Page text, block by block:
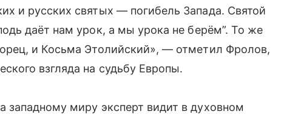
и русских святых — погибель Запада. Святой
даёт нам урок, а мы урока не берём”. То же
и Косьма Этолийский», — отметил Фролов,
взгляда на судьбу Европы.
западному миру эксперт видит в духовном